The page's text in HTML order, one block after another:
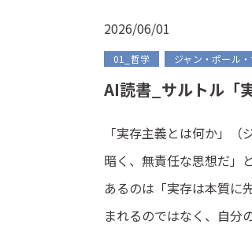
2026/06/01
01_哲学 ジャン・ポール
AI読書_サルトル「
「実存主義とは何か」
暗く、無責任な思想だ」
あるのは「実存は本質に
まれるのではなく、自分